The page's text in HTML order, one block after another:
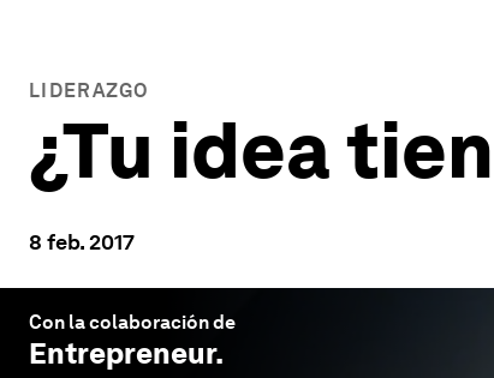
LIDERAZGO
¿Tu idea
8 feb. 2017
Con la colaboración de
Entrepreneur.